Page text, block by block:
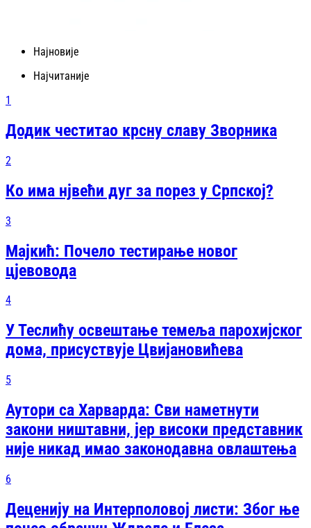
Најновије
Најчитаније
1
Додик честитао крсну славу Зворника
2
Ко има нјвећи дуг за порез у Српској?
3
Мајкић: Почело тестирање новог
цјевовода
4
У Теслићу освештање темеља парохијског
дома, присуствује Цвијановићева
5
Аутори са Харварда: Сви наметнути
закони ништавни, јер високи представник
није никад имао законодавна овлаштења
6
Деценију на Интерполовој листи: Због ње